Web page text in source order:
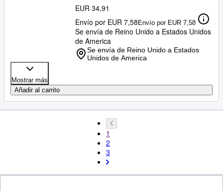
EUR 34,91
Envío por EUR 7,58Envío por EUR 7,58
Se envía de Reino Unido a Estados Unidos
de America
Se envía de Reino Unido a Estados
Unidos de America
Mostrar más
Añadir al carrito
1
2
3